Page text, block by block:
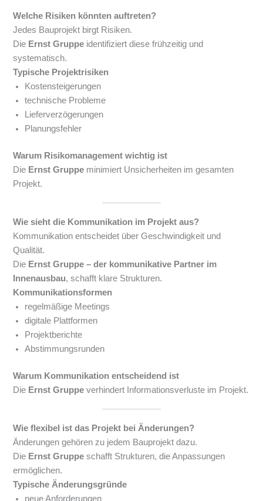
Welche Risiken könnten auftreten?
Jedes Bauprojekt birgt Risiken.
Die Ernst Gruppe identifiziert diese frühzeitig und
systematisch.
Typische Projektrisiken
Kostensteigerungen
technische Probleme
Lieferverzögerungen
Planungsfehler
Warum Risikomanagement wichtig ist
Die Ernst Gruppe minimiert Unsicherheiten im gesamten
Projekt.
Wie sieht die Kommunikation im Projekt aus?
Kommunikation entscheidet über Geschwindigkeit und
Qualität.
Die Ernst Gruppe – der kommunikative Partner im
Innenausbau, schafft klare Strukturen.
Kommunikationsformen
regelmäßige Meetings
digitale Plattformen
Projektberichte
Abstimmungsrunden
Warum Kommunikation entscheidend ist
Die Ernst Gruppe verhindert Informationsverluste im Projekt.
Wie flexibel ist das Projekt bei Änderungen?
Änderungen gehören zu jedem Bauprojekt dazu.
Die Ernst Gruppe schafft Strukturen, die Anpassungen
ermöglichen.
Typische Änderungsgründe
neue Anforderungen